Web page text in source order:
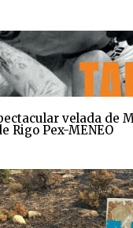
velada de
Rigo Pex-MENEO